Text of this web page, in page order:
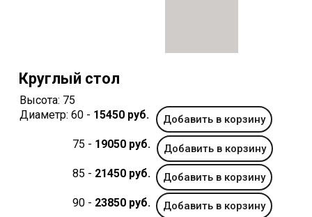
Добавить в корзину
Добавить в корзину
Добавить в корзину
Добавить в корзину
Высота: 75
Диаметр: 60 - 15450 руб.
75 - 19050 руб.
85 - 21450 руб.
90 - 23850 руб.
Круглый стол